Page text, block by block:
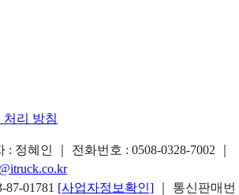
리 방침
: 정혜인 ｜ 전화번호 : 0508-0328-7002
01781 [사업자정보확인]
｜ 통신판매번